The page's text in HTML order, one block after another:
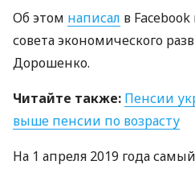
Об этом написал в
совета экономического
Дорошенко.
Читайте также: Пенсии
выше пенсии по возрасту
На 1 апреля 2019 года